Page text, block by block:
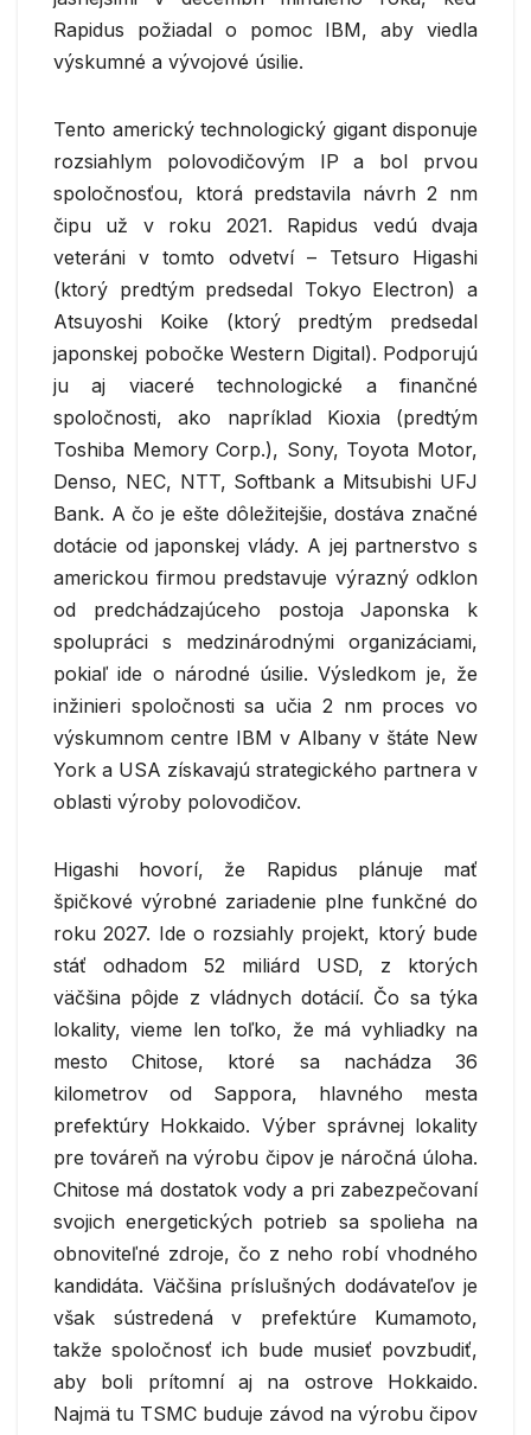
Rapidus požiadal o pomoc IBM, aby viedla
výskumné a vývojové úsilie.
Tento americký technologický gigant disponuje
rozsiahlym polovodičovým IP a bol prvou
spoločnosťou, ktorá predstavila návrh 2 nm
čipu už v roku 2021. Rapidus vedú dvaja
veteráni v tomto odvetví – Tetsuro Higashi
(ktorý predtým predsedal Tokyo Electron) a
Atsuyoshi Koike (ktorý predtým predsedal
japonskej pobočke Western Digital). Podporujú
ju aj viaceré technologické a finančné
spoločnosti, ako napríklad Kioxia (predtým
Toshiba Memory Corp.), Sony, Toyota Motor,
Denso, NEC, NTT, Softbank a Mitsubishi UFJ
Bank. A čo je ešte dôležitejšie, dostáva značné
dotácie od japonskej vlády. A jej partnerstvo s
americkou firmou predstavuje výrazný odklon
od predchádzajúceho postoja Japonska k
spolupráci s medzinárodnými organizáciami,
pokiaľ ide o národné úsilie. Výsledkom je, že
inžinieri spoločnosti sa učia 2 nm proces vo
výskumnom centre IBM v Albany v štáte New
York a USA získavajú strategického partnera v
oblasti výroby polovodičov.
Higashi hovorí, že Rapidus plánuje mať
špičkové výrobné zariadenie plne funkčné do
roku 2027. Ide o rozsiahly projekt, ktorý bude
stáť odhadom 52 miliárd USD, z ktorých
väčšina pôjde z vládnych dotácií. Čo sa týka
lokality, vieme len toľko, že má vyhliadky na
mesto Chitose, ktoré sa nachádza 36
kilometrov od Sappora, hlavného mesta
prefektúry Hokkaido. Výber správnej lokality
pre továreň na výrobu čipov je náročná úloha.
Chitose má dostatok vody a pri zabezpečovaní
svojich energetických potrieb sa spolieha na
obnoviteľné zdroje, čo z neho robí vhodného
kandidáta. Väčšina príslušných dodávateľov je
však sústredená v prefektúre Kumamoto,
takže spoločnosť ich bude musieť povzbudiť,
aby boli prítomní aj na ostrove Hokkaido.
Najmä tu TSMC buduje závod na výrobu čipov